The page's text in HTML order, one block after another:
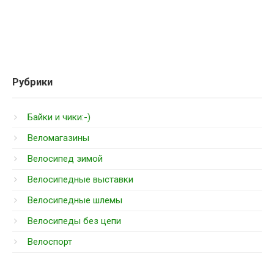
Рубрики
Байки и чики:-)
Веломагазины
Велосипед зимой
Велосипедные выставки
Велосипедные шлемы
Велосипеды без цепи
Велоспорт